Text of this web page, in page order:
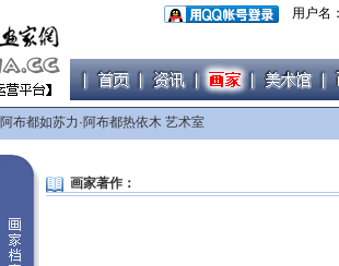
用户名
阿布都如苏力·阿布都热依木 艺术室
画家著作：